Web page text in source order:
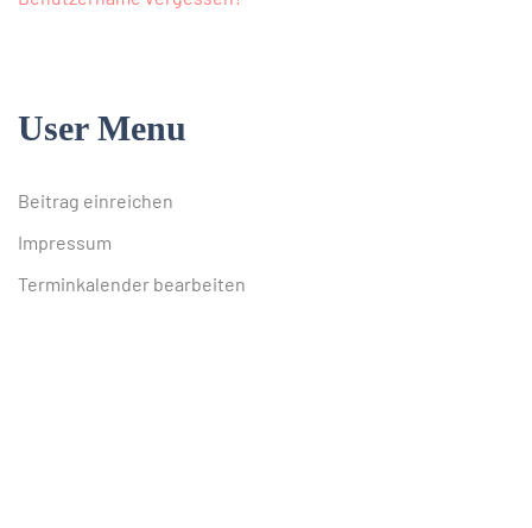
User Menu
Beitrag einreichen
Impressum
Terminkalender bearbeiten